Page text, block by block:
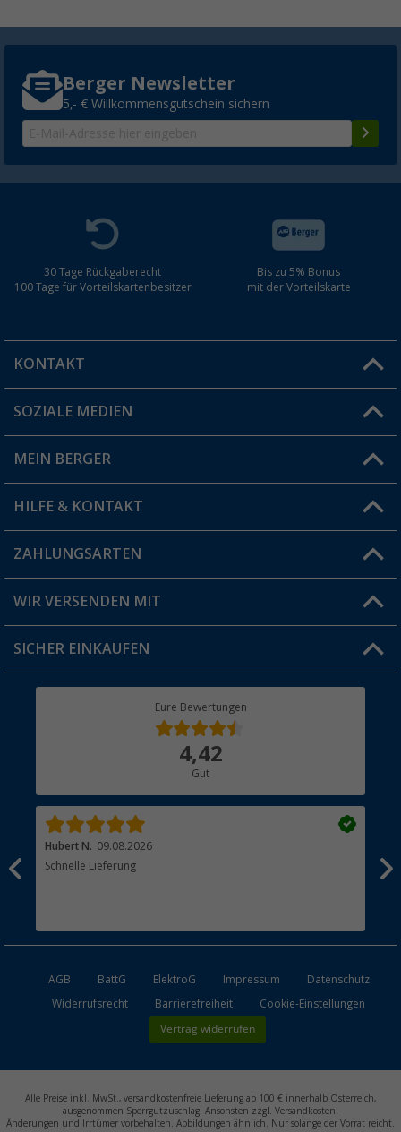
Berger Newsletter
5,- € Willkommensgutschein sichern
30 Tage Rückgaberecht
100 Tage für Vorteilskartenbesitzer
Bis zu 5% Bonus
mit der Vorteilskarte
KONTAKT
Du hast eine Frage?
Filiale finden
SOZIALE MEDIEN
MEIN BERGER
Vorteilskarte
Blog
Jobs & Karriere
HILFE & KONTAKT
FAQ & Kontakt
Versandinformationen
Rücksendung
ZAHLUNGSARTEN
WIR VERSENDEN MIT
SICHER EINKAUFEN
Eure Bewertungen
4,42
Gut
Hubert N. 09.08.2026
Schnelle Lieferung
AGB BattG ElektroG Impressum
Datenschutz
Widerrufsrecht
Barrierefreiheit Cookie-Einstellungen
Vertrag widerrufen
Alle Preise inkl. MwSt., versandkostenfreie Lieferung ab 100 € innerhalb Österreich,
ausgenommen Sperrgutzuschlag. Ansonsten zzgl. Versandkosten.
Änderungen und Irrtümer vorbehalten. Abbildungen ähnlich. Nur solange der Vorrat reicht.